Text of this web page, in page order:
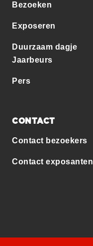
Bezoeken
Exposeren
Duurzaam dagje
Jaarbeurs
Pers
CONTACT
Contact bezoekers
Contact exposanten